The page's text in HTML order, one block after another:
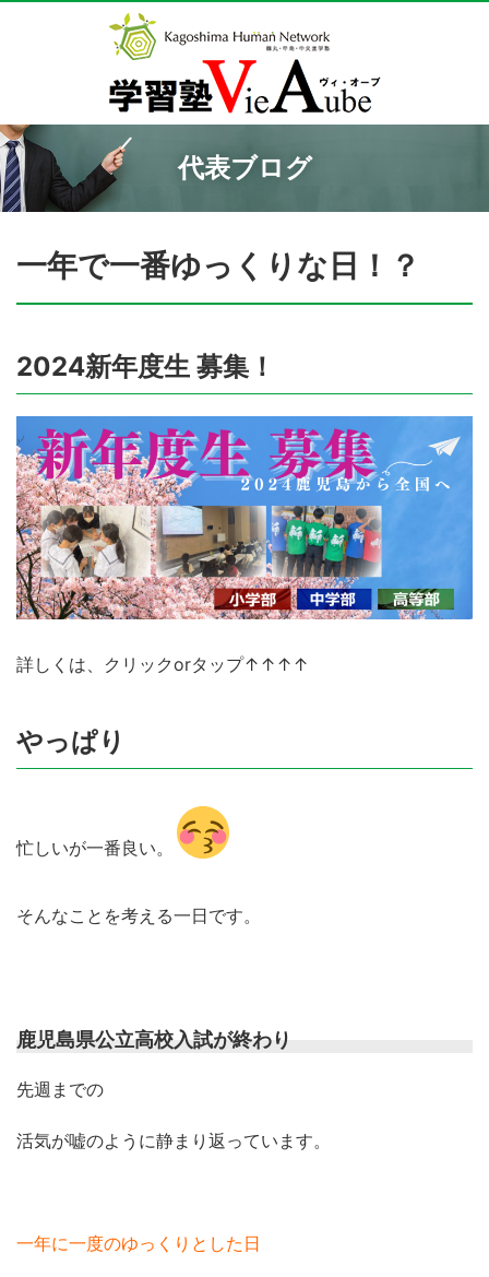
代表ブログ
一年で一番ゆっくりな日！？
2024新年度生 募集！
詳しくは、クリックorタップ↑↑↑↑
やっぱり
忙しいが一番良い。
そんなことを考える一日です。
鹿児島県公立高校入試が終わり
先週までの
活気が嘘のように静まり返っています。
一年に一度のゆっくりとした日